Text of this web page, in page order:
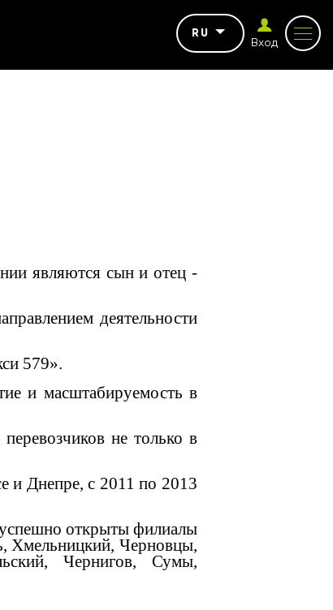
RU
Вход
являются сын и отец -
деятельности
579».
и масштабируемость в
не только в
и Днепре, с 2011 по 2013
успешно открыты филиалы
Хмельницкий, Черновцы,
Чернигов, Сумы,